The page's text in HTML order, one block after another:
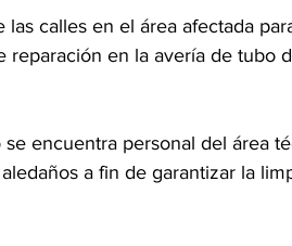
las calles en el área afectada
reparación en la avería de tubo
encuentra personal del área
a fin de garantizar la